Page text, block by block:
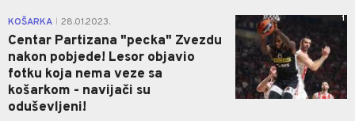
KOŠARKA 28.01.2023.
Centar Partizana "pecka" Zvezdu
nakon pobjede! Lesor objavio
fotku koja nema veze sa
košarkom - navijači su
oduševljeni!
1